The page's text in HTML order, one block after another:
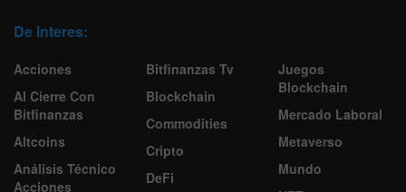
De Interes:
Acciones
Al Cierre Con
Bitfinanzas
Altcoins
Análisis Técnico
Acciones
Bitfinanzas Tv
Blockchain
Commodities
Cripto
DeFi
Juegos
Blockchain
Mercado Laboral
Metaverso
Mundo